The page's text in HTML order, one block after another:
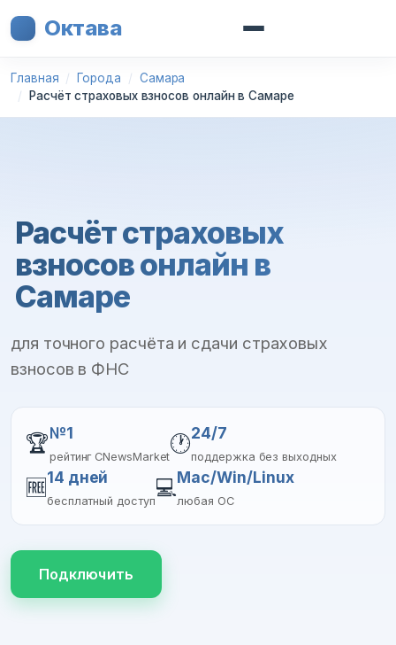
Октава
Главная Города
Самара
Расчёт страховых взносов онлайн в Самаре
Расчёт страховых
взносов онлайн в
Самаре
для точного расчёта и сдачи страховых
взносов в ФНС
🏆№1
рейтинг CNewsMarket
🕐24/7
поддержка без выходных
🆓14 дней
бесплатный доступ
💻Mac/Win/Linux
любая ОС
Подключить